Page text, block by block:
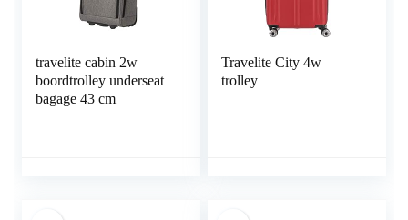
travelite cabin 2w
boordtrolley underseat
bagage 43 cm
Travelite City 4w
trolley